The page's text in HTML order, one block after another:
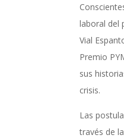
laboral del
Vial
Premio
sus
crisis.
Las
través de